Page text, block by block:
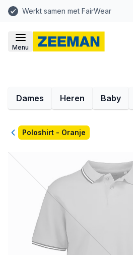
Werkt samen met FairWear
Menu
Dames Heren Baby
TerugPoloshirt - Oranje